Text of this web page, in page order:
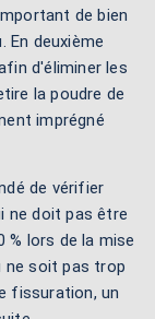
de bien
En deuxième
d'éliminer les
la poudre de
imprégné
de vérifier
ne doit pas être
lors de la mise
ne soit pas trop
fissuration, un